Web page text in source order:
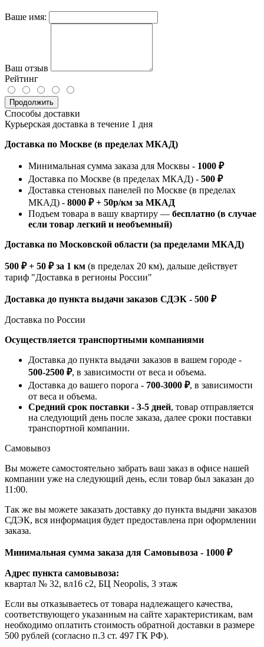
Ваше имя:
Ваш отзыв
Рейтинг
Продолжить
Способы доставки
Курьерская доставка в течение 1 дня
Доставка по Москве (в пределах МКАД)
Минимальная сумма заказа для Москвы - 1000 ₽
Доставка по Москве (в пределах МКАД) - 500 ₽
Доставка стеновых панелей по Москве (в пределах
МКАД) - 8000 ₽ + 50р/км за МКАД
Подъем товара в вашу квартиру — бесплатно (в случае
если товар легкий и необъемный)
Доставка по Московской области (за пределами МКАД)
500 ₽ + 50 ₽ за 1 км (в пределах 20 км), дальше действует
тариф "Доставка в регионы России"
Доставка до пункта выдачи заказов СДЭК - 500 ₽
Доставка по России
Осуществляется транспортными компаниями
Доставка до пункта выдачи заказов в вашем городе -
500-2500 ₽, в зависимости от веса и объема.
Доставка до вашего порога - 700-3000 ₽, в зависимости
от веса и объема.
Средний срок поставки - 3-5 дней, товар отправляется
на следующий день после заказа, далее сроки поставки
транспортной компании.
Самовывоз
Вы можете самостоятельно забрать ваш заказ в офисе нашей
компании уже на следующий день, если товар был заказан до
11:00.
Так же вы можете заказать доставку до пункта выдачи заказов
СДЭК, вся информация будет предоставлена при оформлении
заказа.
Минимальная сумма заказа для Самовывоза - 1000 ₽
Адрес пункта самовывоза:
квартал № 32, вл16 с2, БЦ Neopolis, 3 этаж
Если вы отказываетесь от товара надлежащего качества,
соответствующего указанным на сайте характеристикам, вам
необходимо оплатить стоимость обратной доставки в размере
500 рублей (согласно п.3 ст. 497 ГК РФ).